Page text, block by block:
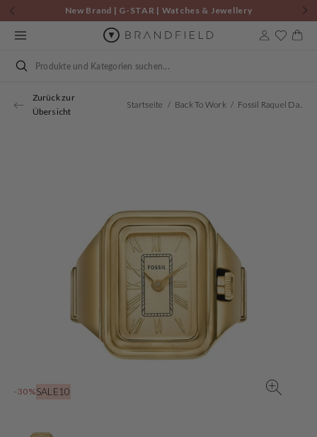
Zum
Inhalt
springen
New Brand | G-STAR | Watches & Jewellery
Suchen
Zurück zur
Übersicht
Startseite Back To Work Fossil Raquel Damen Ringuhr Gold ES5343
-30%SALE10
Öffnen
Sie
Medien
in
Galerieansicht